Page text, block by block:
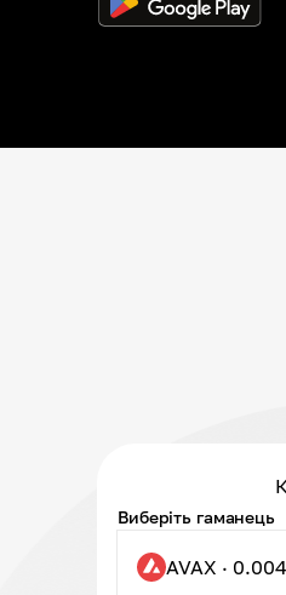
Виберіть гаманець
AVAX ·